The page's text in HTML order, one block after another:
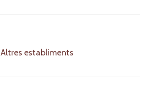
Altres establiments